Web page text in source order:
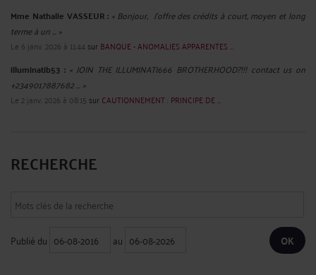
Mme Nathalie VASSEUR : « Bonjour, J’offre des crédits à court, moyen et long
terme à un ... »
Le 6 janv. 2026 à 11:44 sur BANQUE - ANOMALIES APPARENTES ...
illuminatib53 : « JOIN THE ILLUMINATI666 BROTHERHOOD?!!! contact us on
+2349017887682 ... »
Le 2 janv. 2026 à 08:15 sur CAUTIONNEMENT : PRINCIPE DE ...
RECHERCHE
Publié du au